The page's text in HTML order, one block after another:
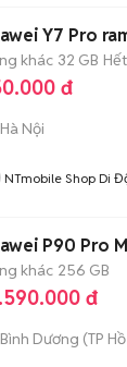
Y7 Pro
khác 32 GB
đ
Hà Nội
NTmobile Shop Di
P90 Pro
khác 256 GB
đ
Bình Dương (TP